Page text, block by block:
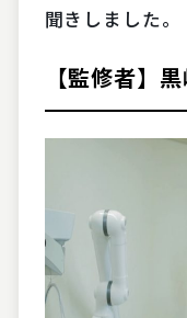
聞きしました。
【監修者】